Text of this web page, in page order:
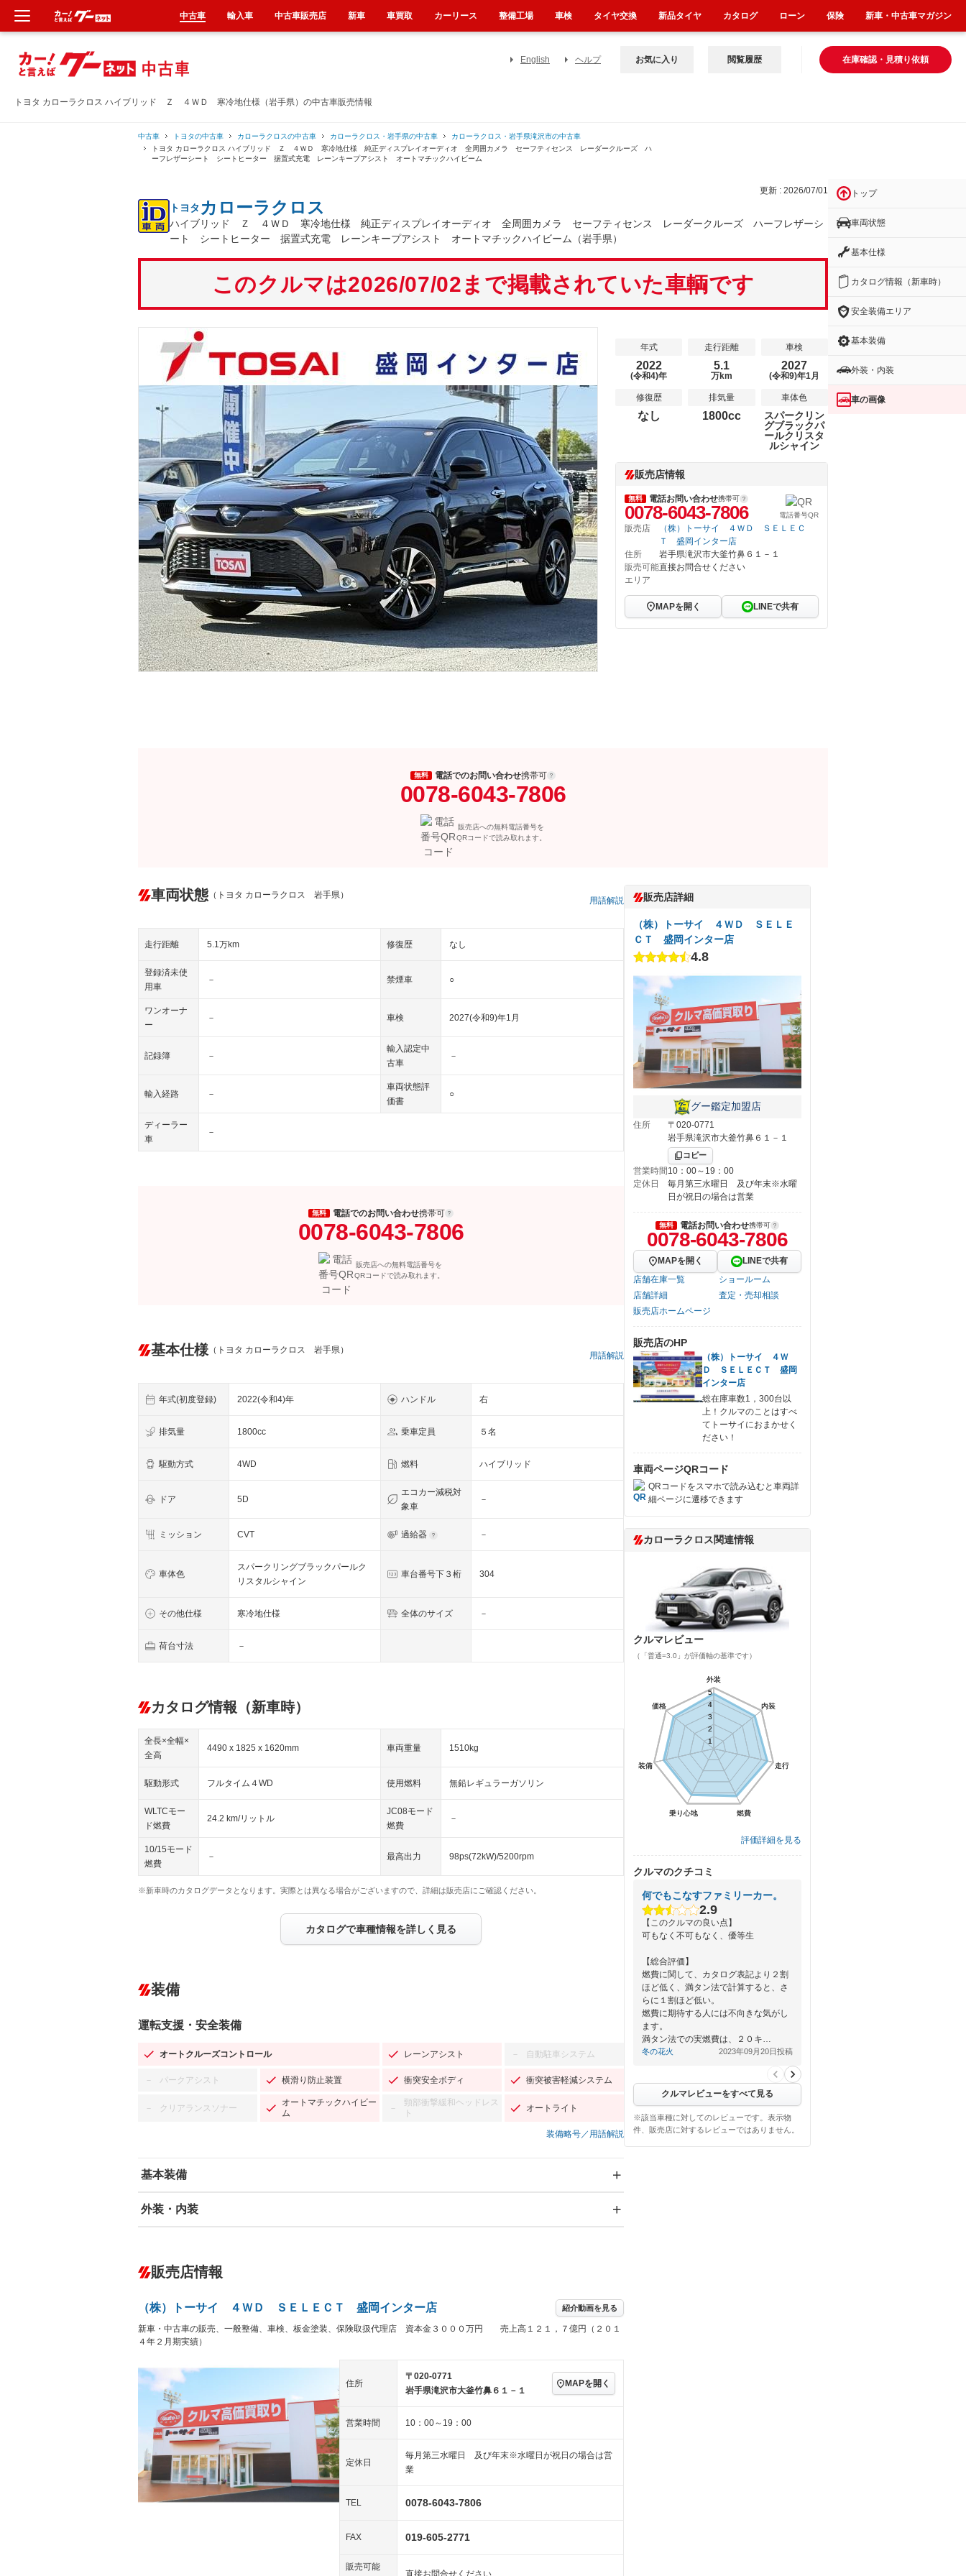
トヨタ カローラクロス ハイブリッド Ｚ ４ＷＤ 寒冷地仕様（岩手県）の中古車販売情報
English ヘルプ 在庫確認・見積り依頼
お気に入り 閲覧履歴
中古車 トヨタの中古車 カローラクロスの中古車 カローラクロス・岩手県の中古車
カローラクロス・岩手県滝沢市の中古車
トヨタ カローラクロス ハイブリッド Ｚ ４ＷＤ 寒冷地仕様 純正ディスプレイオーディオ 全周囲カメラ セーフティセンス レーダークルーズ ハ
ーフレザーシート シートヒーター 据置式充電 レーンキープアシスト オートマチックハイビーム
更新 : 2026/07/01
トヨタ カローラクロス
ハイブリッド Ｚ ４ＷＤ 寒冷地仕様 純正ディスプレイオーディオ 全周囲カメラ セーフティセンス レーダークルーズ ハーフレザーシ
ート シートヒーター 据置式充電 レーンキープアシスト オートマチックハイビーム（岩手県）
このクルマは2026/07/02まで掲載されていた車輌です
年式
2022
(令和4)年
走行距離
5.1
万km
車検
2027
(令和9)年1月
修復歴
なし
排気量
1800cc
車体色
スパークリン
グブラックパ
ールクリスタ
ルシャイン
販売店情報
無料 電話お問い合わせ携帯可
0078-6043-7806 電話番号QR
販売店
（株）トーサイ ４ＷＤ ＳＥＬＥＣ
Ｔ 盛岡インター店
住所
岩手県滝沢市大釜竹鼻６１－１
販売可能
エリア
直接お問合せください
MAPを開く LINEで共有
無料 電話でのお問い合わせ携帯可
0078-6043-7806
販売店への無料電話番号を
QRコードで読み取れます。
車両状態 （トヨタ カローラクロス 岩手県）
用語解説
走行距離 5.1万km 修復歴 なし
登録済未使
用車
－ 禁煙車 ○
ワンオーナ
ー
－ 車検 2027(令和9)年1月
記録簿 －
輸入認定中
古車
－
輸入経路 －
車両状態評
価書
○
ディーラー
車
－
無料 電話でのお問い合わせ携帯可
0078-6043-7806
販売店への無料電話番号を
QRコードで読み取れます。
基本仕様 （トヨタ カローラクロス 岩手県）
用語解説
年式(初度登録) 2022(令和4)年 ハンドル 右
排気量 1800cc 乗車定員 ５名
駆動方式 4WD 燃料 ハイブリッド
ドア 5D
エコカー減税対
象車
－
ミッション CVT 過給器 －
車体色
スパークリングブラックパールク
リスタルシャイン
車台番号下３桁 304
その他仕様 寒冷地仕様 全体のサイズ －
荷台寸法 －
カタログ情報（新車時）
全長×全幅×
全高
4490 x 1825 x 1620mm 車両重量 1510kg
駆動形式 フルタイム４WD 使用燃料 無鉛レギュラーガソリン
WLTCモー
ド燃費
24.2 km/リットル
JC08モード
燃費
－
10/15モード
燃費
－ 最高出力 98ps(72kW)/5200rpm
※新車時のカタログデータとなります。実際とは異なる場合がございますので、詳細は販売店にご確認ください。
カタログで車種情報を詳しく見る
装備
運転支援・安全装備
オートクルーズコントロール レーンアシスト － 自動駐車システム
－ パークアシスト 横滑り防止装置 衝突安全ボディ 衝突被害軽減システム
－ クリアランスソナー
オートマチックハイビー
ム
－
頸部衝撃緩和ヘッドレス
ト
オートライト
装備略号／用語解説
基本装備
エアバッグ：運転席/助手席/サイド
－ ダウンヒルアシストコントロール
Bluetooth接続 100V電源 クリーンディーゼル センターデフロック
－ レンタカーアップ
装備略号／用語解説
外装・内装
－ オーディオ
－
ー
革シート ハーフレザーシート キーレス
LEDヘッドランプ － HID(キセノンライト) － ポータブルナビ バックカメラ
－ ランフラットタイヤ 3列シート ベンチシート
フルフラットシート － チップアップシート
シートヒーター ウォークスルー
フロントカメラ シートエアコン 全周囲カメラ サイドカメラ
ルーフレール － エアサスペンション
販売店情報
（株）トーサイ ４ＷＤ ＳＥＬＥＣＴ 盛岡インター店 紹介動画を見る
新車・中古車の販売、一般整備、車検、板金塗装、保険取扱代理店 資本金３０００万円 売上高１２１，７億円（２０１
４年２月期実績）
住所
〒020-0771
岩手県滝沢市大釜竹鼻６１－１
MAPを開く
営業時間 10：00～19：00
定休日
毎月第三水曜日 及び年末※水曜日が祝日の場合は営
業
TEL 0078-6043-7806
FAX 019-605-2771
販売可能
直接お問合せください
販売店詳細
（株）トーサイ ４ＷＤ ＳＥＬＥ
ＣＴ 盛岡インター店
4.8
グー鑑定加盟店
住所
〒020-0771
岩手県滝沢市大釜竹鼻６１－１
コピー
営業時間10：00～19：00
定休日
毎月第三水曜日 及び年末※水曜
日が祝日の場合は営業
無料 電話お問い合わせ携帯可
0078-6043-7806
MAPを開く
LINEで共有
店舗在庫一覧
ショールーム
店舗詳細
査定・売却相談
販売店ホームページ
販売店のHP
（株）トーサイ ４Ｗ
Ｄ ＳＥＬＥＣＴ 盛岡
インター店
総在庫車数1，300台以
上！クルマのことはすべ
てトーサイにおまかせく
ださい！
車両ページQRコード
QRコードをスマホで読み込むと車両詳
細ページに遷移できます
カローラクロス関連情報
クルマレビュー
（「普通=3.0」が評価軸の基準です）
外装
内装
走行
燃費
乗り心地
装備
価格
1
2
3
4
5
外装
内装
走行
燃費
乗り心地
装備
価格
1
2
3
4
5
評価詳細を見る
クルマのクチコミ
何でもこなすファミリーカー。
2.9
【このクルマの良い点】
可もなく不可もなく、優等生
【総合評価】
燃費に関して、カタログ表記より２割
ほど低く、満タン法で計算すると、さ
らに１割ほど低い。
燃費に期待する人には不向きな気がし
ます。
満タン法での実燃費は、２０キ…
冬の花火 2023年09月20日投稿
クルマレビューをすべて見る
※該当車種に対してのレビューです。表示物
件、販売店に対するレビューではありません。
トップ
車両状態
基本仕様
カタログ情報（新車時）
安全装備エリア
基本装備
外装・内装
車の画像
中古車 輸入車 中古車販売店 新車 車買取 カーリース 整備工場 車検 タイヤ交換 新品タイヤ カタログ ローン 保険 新車・中古車マガジン
新車
中古車